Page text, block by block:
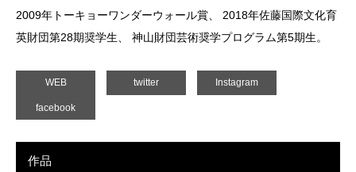
2009年トーキョーワンダーウォール賞、 2018年佐藤国際文化育
英財団第28期奨学生、 神山財団芸術奨学プログラム第5期生。
WEB twitter Instagram
facebook
作品